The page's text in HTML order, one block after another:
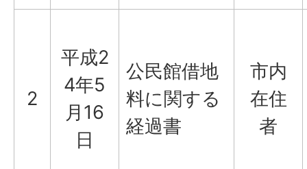
2
平成2
4年5
月16
日
公民館借地
料に関する
経過書
市内
在住
者